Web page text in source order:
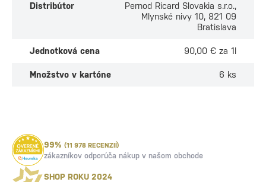
Distribútor
Pernod Ricard Slovakia s.r.o.,
Mlynské nivy 10, 821 09
Bratislava
Jednotková cena 90,00 € za 1l
Množstvo v kartóne 6 ks
99% (11 978 RECENZIÍ)
zákazníkov odporúča nákup v našom obchode
SHOP ROKU 2024